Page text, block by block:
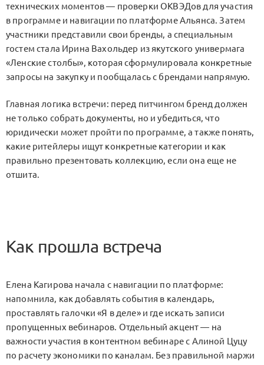
технических моментов — проверки ОКВЭДов для участия
в программе и навигации по платформе Альянса. Затем
участники представили свои бренды, а специальным
гостем стала Ирина Вахольдер из якутского универмага
«Ленские столбы», которая сформулировала конкретные
запросы на закупку и пообщалась с брендами напрямую.
Главная логика встречи: перед питчингом бренд должен
не только собрать документы, но и убедиться, что
юридически может пройти по программе, а также понять,
какие ритейлеры ищут конкретные категории и как
правильно презентовать коллекцию, если она еще не
отшита.
Как прошла встреча
Елена Кагирова начала с навигации по платформе:
напомнила, как добавлять события в календарь,
проставлять галочки «Я в деле» и где искать записи
пропущенных вебинаров. Отдельный акцент — на
важности участия в контентном вебинаре с Алиной Цуцу
по расчету экономики по каналам. Без правильной маржи